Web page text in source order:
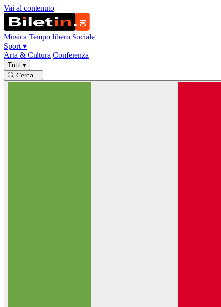
Vai al contenuto
Musica Tempo libero Sociale
Sport ▾
Arta & Cultura Conferenza
Tutti ▾
Cerca…